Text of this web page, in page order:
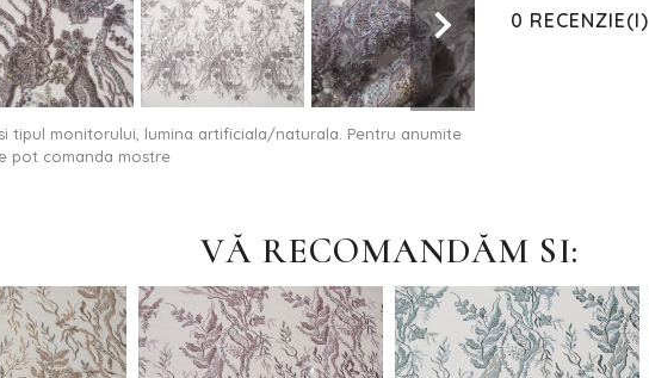
tipul monitorului, lumina artificiala/naturala. Pentru anumite
pot comanda mostre
0 RECENZIE(I)
VĂ RECOMANDĂM SI: